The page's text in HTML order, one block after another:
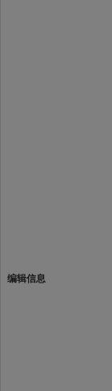
编辑信息